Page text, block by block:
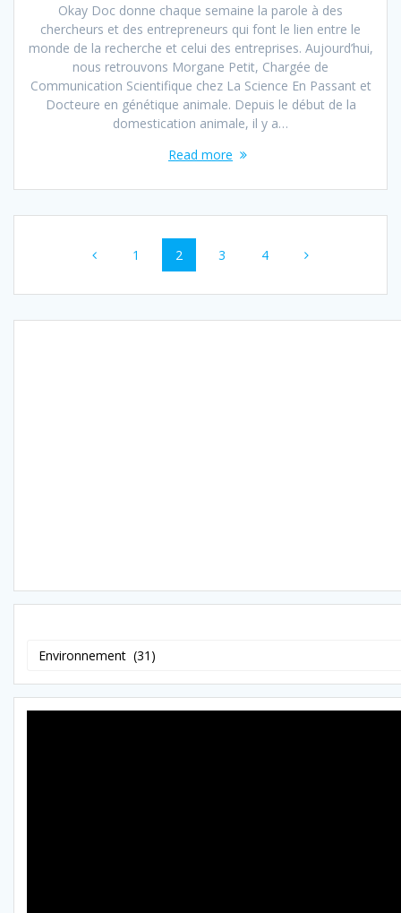
Okay Doc donne chaque semaine la parole à des
chercheurs et des entrepreneurs qui font le lien entre le
monde de la recherche et celui des entreprises. Aujourd’hui,
nous retrouvons Morgane Petit, Chargée de
Communication Scientifique chez La Science En Passant et
Docteure en génétique animale. Depuis le début de la
domestication animale, il y a…
Read more
Page
1 Page
2 Page
3 Page
4